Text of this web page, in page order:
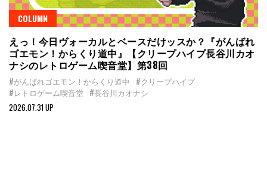
COLUMN
えっ！今日ヴォーカルとベースだけッスか？『がんばれ
ゴエモン！からくり道中』【クリープハイプ長谷川カオ
ナシのレトロゲーム喫音堂】第38回
#がんばれゴエモン！からくり道中 #クリープハイプ
#レトロゲーム喫音堂 #長谷川カオナシ
2026.07.31 UP